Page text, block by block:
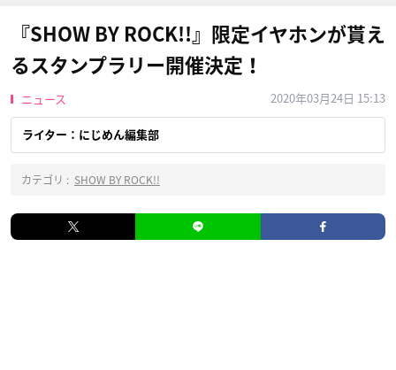
『SHOW BY ROCK!!』限定イヤホンが貰え
るスタンプラリー開催決定！
ニュース 2020年03月24日 15:13
ライター：にじめん編集部
カテゴリ : SHOW BY ROCK!!